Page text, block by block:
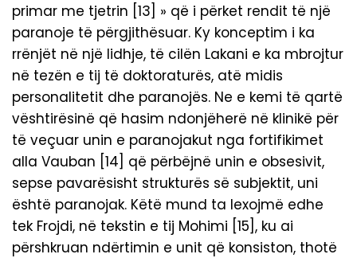
primar me tjetrin [13] » që i përket rendit të një
paranoje të përgjithësuar. Ky konceptim i ka
rrënjët në një lidhje, të cilën Lakani e ka mbrojtur
në tezën e tij të doktoraturës, atë midis
personalitetit dhe paranojës. Ne e kemi të qartë
vështirësinë që hasim ndonjëherë në klinikë për
të veçuar unin e paranojakut nga fortifikimet
alla Vauban [14] që përbëjnë unin e obsesivit,
sepse pavarësisht strukturës së subjektit, uni
është paranojak. Këtë mund ta lexojmë edhe
tek Frojdi, në tekstin e tij Mohimi [15], ku ai
përshkruan ndërtimin e unit që konsiston, thotë